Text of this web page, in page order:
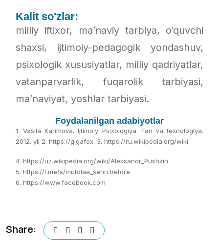
Kalit so'zlar:
milliy iftixor, ma’naviy tarbiya, o‘quvchi
shaxsi, ijtimoiy-pedagogik yondashuv,
psixologik xususiyatlar, milliy qadriyatlar,
vatanparvarlik, fuqarolik tarbiyasi,
ma’naviyat, yoshlar tarbiyasi.
Foydalanilgan adabiyotlar
1. Vasila Karimova. Ijtimoiy Psixologiya. Fan va texnologiya.
2012. yil 2. https://gigafox. 3. https://ru.wikipedia.org/wiki.
4. https://uz.wikipedia.org/wiki/Aleksandr_Pushkin
5. https://t.me/s/mutolaa_sehri.before
6. https://www.facebook.com
Share: